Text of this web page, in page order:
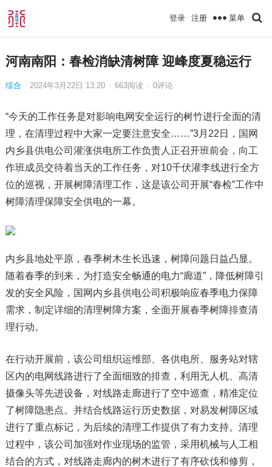
登录 注册 菜单
河南南阳：春检消缺清树障 迎峰度夏稳运行
综合 2024年3月22日 13:20 · 663阅读 · 0评论
“今天的工作任务是对影响电网安全运行的树竹进行全面的清
理，在清理过程中大家一定要注意安全……”3月22日，国网
内乡县供电公司灌涨供电所工作负责人正召开班前会，向工
作班成员交待着当天的工作任务，对10千伏灌李线进行全方
位的巡视，开展树障清理工作，这是该公司开展“春检”工作中
树障清理保障安全供电的一幕。
内乡县地处平原，春季树木生长迅速，树障问题日益凸显。
随着春季的到来，为打造安全畅通的电力“廊道”，降低树障引
发的安全风险，国网内乡县供电公司积极响应春季电力保障
需求，制定详细的清理树障方案，全面开展春季树障排查清
理行动。
在行动开展前，该公司组织运维部、各供电所、服务站对辖
区内的电网线路进行了全面细致的排查，利用无人机、高清
摄像头等先进设备，对线路走廊进行了空中巡查，精准定位
了树障隐患点。并结合线路运行历史数据，对易发树障区域
进行了重点标记，为后续的清理工作提供了有力支持。清理
过程中，该公司加强对作业现场的监管，采用机械与人工相
结合的方式，对线路走廊内的树木进行了有序砍伐和修剪，